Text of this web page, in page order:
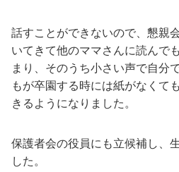
話すことができないので、懇親
いてきて他のママさんに読んで
まり、そのうち小さい声で自分
もが卒園する時には紙がなくて
きるようになりました。
保護者会の役員にも立候補し、
した。